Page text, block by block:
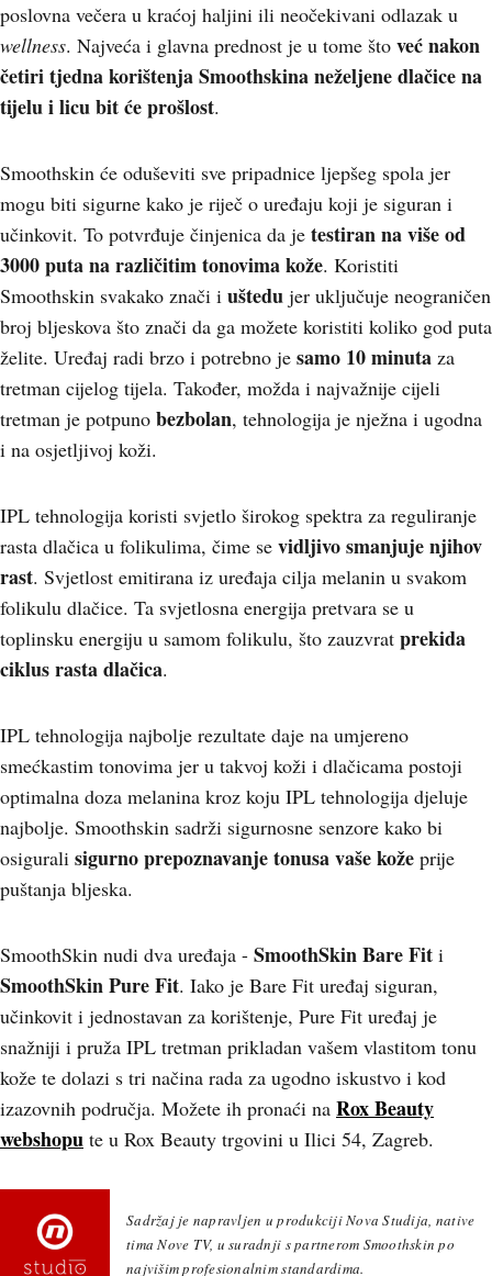
poslovna večera u kraćoj haljini ili neočekivani odlazak u
wellness. Najveća i glavna prednost je u tome što već nakon
četiri tjedna korištenja Smoothskina neželjene dlačice na
tijelu i licu bit će prošlost.
Smoothskin će oduševiti sve pripadnice ljepšeg spola jer
mogu biti sigurne kako je riječ o uređaju koji je siguran i
učinkovit. To potvrđuje činjenica da je testiran na više od
3000 puta na različitim tonovima kože. Koristiti
Smoothskin svakako znači i uštedu jer uključuje neograničen
broj bljeskova što znači da ga možete koristiti koliko god puta
želite. Uređaj radi brzo i potrebno je samo 10 minuta za
tretman cijelog tijela. Također, možda i najvažnije cijeli
tretman je potpuno bezbolan, tehnologija je nježna i ugodna
i na osjetljivoj koži.
IPL tehnologija koristi svjetlo širokog spektra za reguliranje
rasta dlačica u folikulima, čime se vidljivo smanjuje njihov
rast. Svjetlost emitirana iz uređaja cilja melanin u svakom
folikulu dlačice. Ta svjetlosna energija pretvara se u
toplinsku energiju u samom folikulu, što zauzvrat prekida
ciklus rasta dlačica.
IPL tehnologija najbolje rezultate daje na umjereno
smećkastim tonovima jer u takvoj koži i dlačicama postoji
optimalna doza melanina kroz koju IPL tehnologija djeluje
najbolje. Smoothskin sadrži sigurnosne senzore kako bi
osigurali sigurno prepoznavanje tonusa vaše kože prije
puštanja bljeska.
SmoothSkin nudi dva uređaja - SmoothSkin Bare Fit i
SmoothSkin Pure Fit. Iako je Bare Fit uređaj siguran,
učinkovit i jednostavan za korištenje, Pure Fit uređaj je
snažniji i pruža IPL tretman prikladan vašem vlastitom tonu
kože te dolazi s tri načina rada za ugodno iskustvo i kod
izazovnih područja. Možete ih pronaći na Rox Beauty
webshopu te u Rox Beauty trgovini u Ilici 54, Zagreb.
Sadržaj je napravljen u produkciji Nova Studija, native
tima Nove TV, u suradnji s partnerom Smoothskin po
najvišim profesionalnim standardima.